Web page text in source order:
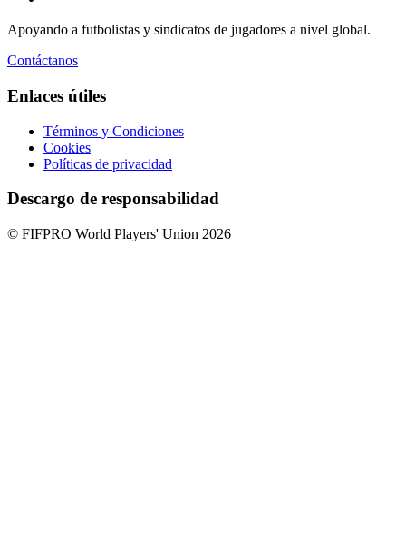
Apoyando a futbolistas y sindicatos de jugadores a nivel global.
Contáctanos
Enlaces útiles
Términos y Condiciones
Cookies
Políticas de privacidad
Descargo de responsabilidad
© FIFPRO World Players' Union 2026